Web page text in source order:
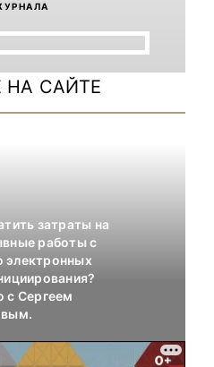
НА САЙТЕ
затраты на
работы с
с Сергеем